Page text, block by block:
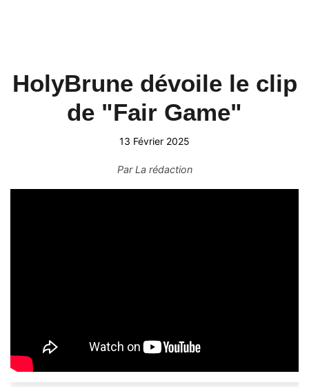
HolyBrune dévoile le clip
de "Fair Game"
13 Février 2025
ParLa rédaction